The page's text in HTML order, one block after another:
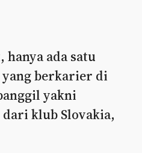
ada satu
yang berkarier di
yakni
klub Slovakia,